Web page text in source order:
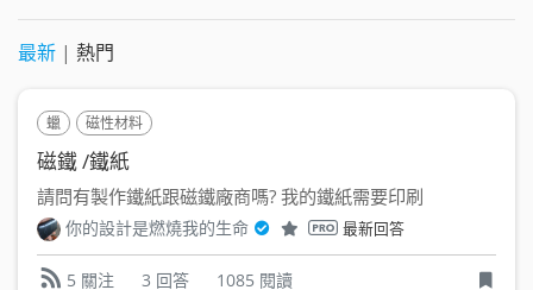
最新 | 熱門
蠟 磁性材料
磁鐵 /鐵紙
請問有製作鐵紙跟磁鐵廠商嗎? 我的鐵紙需要印刷
你的設計是燃燒我的生命 最新回答
5 關注 3 回答 1085 閱讀